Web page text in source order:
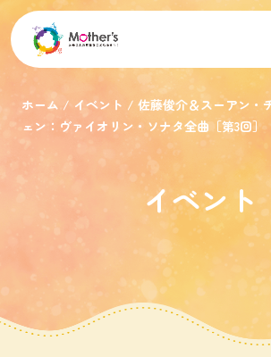
ホーム イベント
佐藤俊介＆スーアン
ェン：ヴァイオリン・ソナタ全曲［第3回］
イベント